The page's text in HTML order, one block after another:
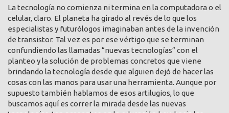
La tecnología no comienza ni termina en la computadora o el
celular, claro. El planeta ha girado al revés de lo que los
especialistas y futurólogos imaginaban antes de la invención
de transistor. Tal vez es por ese vértigo que se terminan
confundiendo las llamadas “nuevas tecnologías” con el
planteo y la solución de problemas concretos que viene
brindando la tecnología desde que alguien dejó de hacer las
cosas con las manos para usar una herramienta. Aunque por
supuesto también hablamos de esos artilugios, lo que
buscamos aquí es correr la mirada desde las nuevas